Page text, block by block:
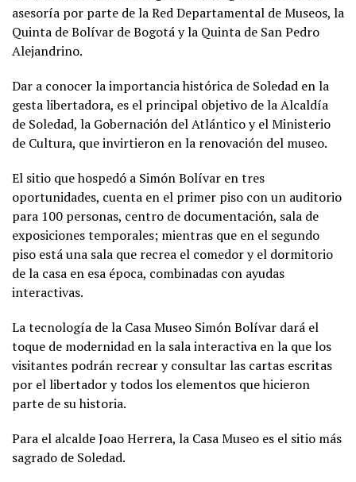
asesoría por parte de la Red Departamental de Museos, la
Quinta de Bolívar de Bogotá y la Quinta de San Pedro
Alejandrino.
Dar a conocer la importancia histórica de Soledad en la
gesta libertadora, es el principal objetivo de la Alcaldía
de Soledad, la Gobernación del Atlántico y el Ministerio
de Cultura, que invirtieron en la renovación del museo.
El sitio que hospedó a Simón Bolívar en tres
oportunidades, cuenta en el primer piso con un auditorio
para 100 personas, centro de documentación, sala de
exposiciones temporales; mientras que en el segundo
piso está una sala que recrea el comedor y el dormitorio
de la casa en esa época, combinadas con ayudas
interactivas.
La tecnología de la Casa Museo Simón Bolívar dará el
toque de modernidad en la sala interactiva en la que los
visitantes podrán recrear y consultar las cartas escritas
por el libertador y todos los elementos que hicieron
parte de su historia.
Para el alcalde Joao Herrera, la Casa Museo es el sitio más
sagrado de Soledad.